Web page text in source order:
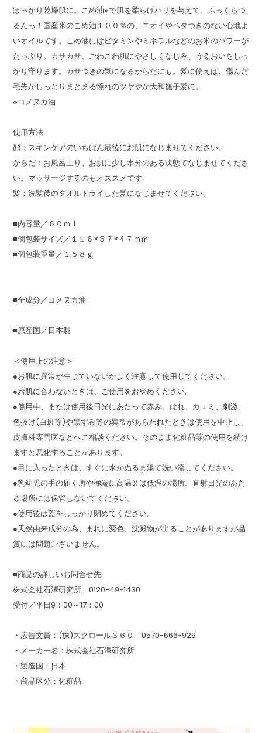
ぽっかり乾燥肌に。こめ油※で肌を柔らげハリを与えて、ふっくらつ
るんっ！国産米のこめ油１００％の、ニオイやベタつきのない心地よ
いオイルです。こめ油にはビタミンやミネラルなどのお米のパワーが
たっぷり。カサカサ、ごわごわ肌にやさしくなじみ、うるおいをしっ
かり守ります。カサつきの気になるからだにも。髪に使えば、傷んだ
毛先がしっとりまとまる憧れのツヤやか大和撫子髪に。
※コメヌカ油
使用方法
顔：スキンケアのいちばん最後にお肌になじませてください。
からだ：お風呂上り、お肌に少し水分のある状態でなじませてくださ
い。マッサージするのもオススメです。
髪：洗髪後のタオルドライした髪になじませてください。
■内容量／６０ｍｌ
■個包装サイズ／１１６×５７×４７ｍｍ
■個包装重量／１５８ｇ
■全成分／コメヌカ油
■原産国／日本製
＜使用上の注意＞
●お肌に異常が生じていないかよく注意して使用してください。
●お肌に合わないときは、ご使用をおやめください。
●使用中、または使用後日光にあたって赤み、はれ、カユミ、刺激、
色抜け(白斑等)や黒ずみ等の異常があらわれたときは使用を中止し、
皮膚科専門医などへご相談ください。そのまま化粧品等の使用を続け
ますと悪化することがあります。
●目に入ったときは、すぐに水かぬるま湯で洗い流してください。
●乳幼児の手の届く所や極端に高温又は低温の場所、直射日光のあた
る場所には保管しないでください。
●使用後は蓋をしっかり閉めてください。
●天然由来成分の為、まれに変色、沈殿物が出ることがありますが品
質には問題ございません。
■商品の詳しいお問合せ先
株式会社石澤研究所 0120-49-1430
受付／平日9：00～17：00
・広告文責：(株)スクロール３６０ 0570-666-929
・メーカー名：株式会社石澤研究所
・製造国：日本
・商品区分：化粧品